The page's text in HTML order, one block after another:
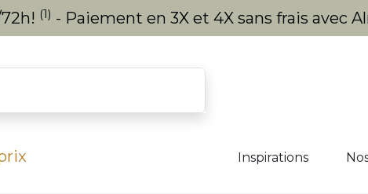
(1) - Paiement en 3X et 4X sans frais avec
Inspirations